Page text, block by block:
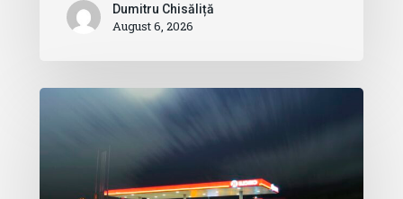
Dumitru Chisăliță
August 6, 2026